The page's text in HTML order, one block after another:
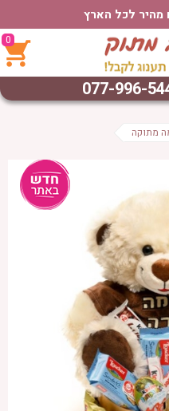
מהיר לכל הארץ
0
077-996-
מתוקה